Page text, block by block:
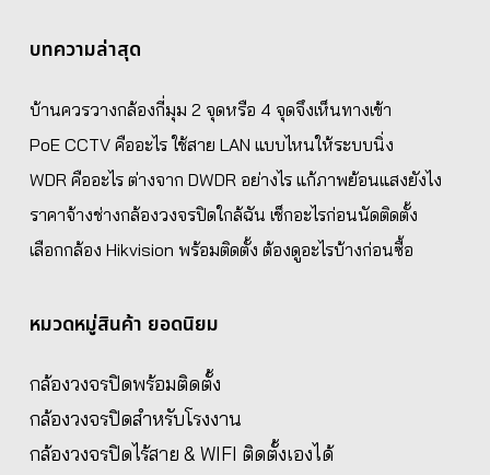
บทความล่าสุด
บ้านควรวางกล้องกี่มุม 2 จุดหรือ 4 จุดจึงเห็นทางเข้า
PoE CCTV คืออะไร ใช้สาย LAN แบบไหนให้ระบบนิ่ง
WDR คืออะไร ต่างจาก DWDR อย่างไร แก้ภาพย้อนแสงยังไง
ราคาจ้างช่างกล้องวงจรปิดใกล้ฉัน เช็กอะไรก่อนนัดติดตั้ง
เลือกกล้อง Hikvision พร้อมติดตั้ง ต้องดูอะไรบ้างก่อนซื้อ
หมวดหมู่สินค้า ยอดนิยม
กล้องวงจรปิดพร้อมติดตั้ง
กล้องวงจรปิดสำหรับโรงงาน
กล้องวงจรปิดไร้สาย & WIFI ติดตั้งเองได้